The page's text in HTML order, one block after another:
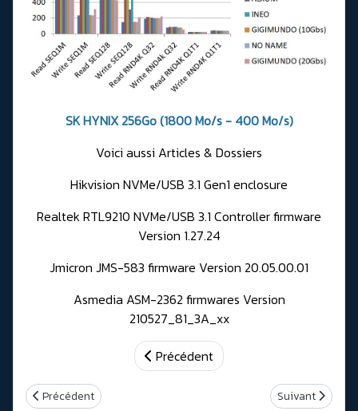
SK HYNIX 256Go (1800 Mo/s - 400 Mo/s)
Voici aussi Articles & Dossiers
Hikvision NVMe/USB 3.1 Gen1 enclosure
Realtek RTL9210 NVMe/USB 3.1 Controller firmware
Version 1.27.24
Jmicron JMS-583 firmware Version 20.05.00.01
Asmedia ASM-2362 firmwares Version
210527_81_3A_xx
Précédent
Article précédent : Test ASUS TUF Gaming A1
Précédent Article suivant
Suivant